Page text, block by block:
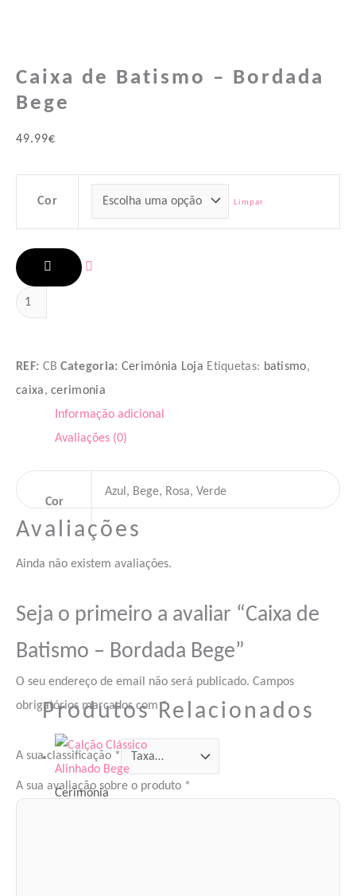
Caixa de Batismo – Bordada
Bege
49.99€
Cor Limpar
Caixa
de
Batismo
Bege
REF: CB Categoria: Cerimónia Loja Etiquetas: batismo,
caixa,cerimonia
Informação adicional
Avaliações (0)
Cor
Azul, Bege, Rosa, Verde
Avaliações
Ainda não existem avaliações.
Seja o primeiro a avaliar “Caixa de
Batismo – Bordada Bege”
O seu endereço de email não será publicado. Campos
obrigatórios marcados com*
A sua classificação *
A sua avaliação sobre o produto *
Produtos Relacionados
Cerimónia